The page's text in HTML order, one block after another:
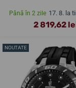
Până în 2 zile 17. 8. la
2 819,62
NOUTATE